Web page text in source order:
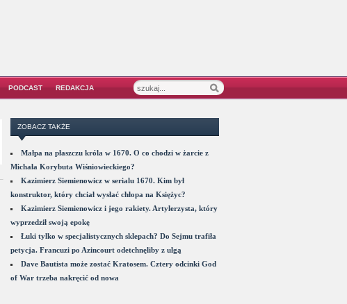
PODCAST REDAKCJA
ZOBACZ TAKŻE
Małpa na płaszczu króla w 1670. O co chodzi w żarcie z
Michała Korybuta Wiśniowieckiego?
Kazimierz Siemienowicz w serialu 1670. Kim był
konstruktor, który chciał wysłać chłopa na Księżyc?
Kazimierz Siemienowicz i jego rakiety. Artylerzysta, który
wyprzedził swoją epokę
Łuki tylko w specjalistycznych sklepach? Do Sejmu trafiła
petycja. Francuzi po Azincourt odetchnęliby z ulgą
Dave Bautista może zostać Kratosem. Cztery odcinki God
of War trzeba nakręcić od nowa